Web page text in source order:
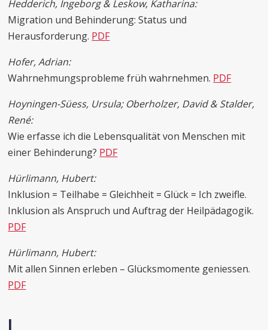
Hedderich, Ingeborg & Leskow, Katharina:
Migration und Behinderung: Status und
Herausforderung. PDF
Hofer, Adrian:
Wahrnehmungsprobleme früh wahrnehmen. PDF
Hoyningen-Süess, Ursula; Oberholzer, David & Stalder,
René:
Wie erfasse ich die Lebensqualität von Menschen mit
einer Behinderung? PDF
Hürlimann, Hubert:
Inklusion = Teilhabe = Gleichheit = Glück = Ich zweifle.
Inklusion als Anspruch und Auftrag der Heilpädagogik.
PDF
Hürlimann, Hubert:
Mit allen Sinnen erleben – Glücksmomente geniessen.
PDF
J